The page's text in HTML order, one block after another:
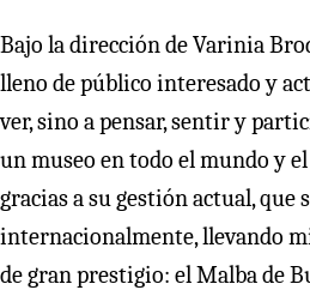
Bajo la dirección de Varinia
lleno de público interesado y
ver, sino a pensar, sentir y
un museo en todo el mundo y
gracias a su gestión actual, que
internacionalmente, llevando
de gran prestigio: el Malba de